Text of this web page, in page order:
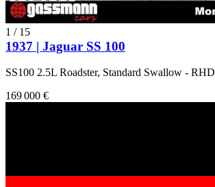
1 / 15
1937 | Jaguar SS 100
SS100 2.5L Roadster, Standard Swallow - RHD
169 000 €